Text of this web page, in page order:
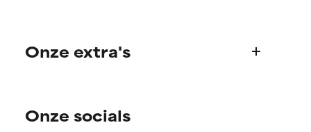
Vragen over producten
Retourneren
Onze extra's
Persoonlijk huidverzorgingsadvies
Onze socials